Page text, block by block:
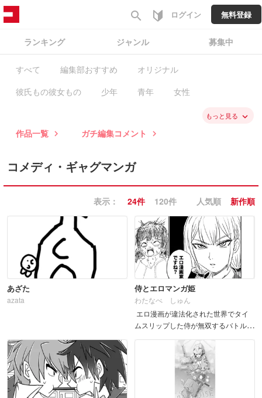
search ログイン 無料登録
ランキング ジャンル 募集中
すべて 編集部おすすめ
オリジナル
彼氏もの彼女もの
少年 青年
女性
スポーツ
歴史
学園 職業・ビジネス
ミステリー・ホラー
異世界 BL
GL・百合
ガチ編集求む 有料作品
毎日無料
新入荷
もっと見る keyboard_arrow_down
作品一覧 keyboard_arrow_right ガチ編集コメント keyboard_arrow_right
コメディ・ギャグマンガ
表示： 24件 120件 人気順 新作順
あざた
azata
侍とエロマンガ姫
わたなべ しゅん
エロ漫画が違法化された世界でタイ
ムスリップした侍が無双するバトルア
クション